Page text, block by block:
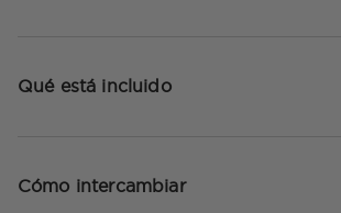
Qué está incluido
Cómo intercambiar